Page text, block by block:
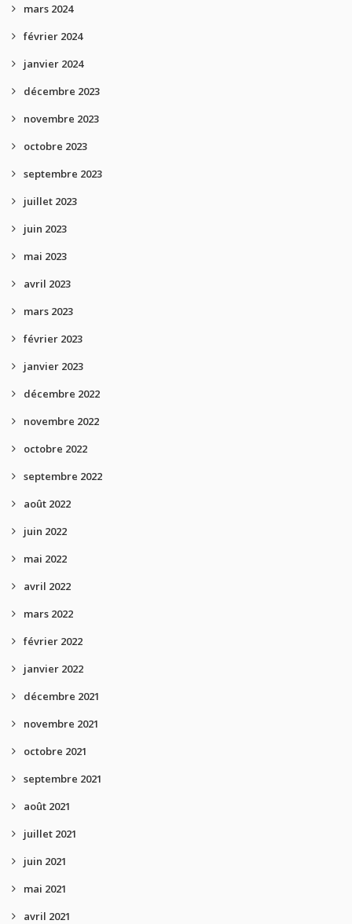
mars 2024
février 2024
janvier 2024
décembre 2023
novembre 2023
octobre 2023
septembre 2023
juillet 2023
juin 2023
mai 2023
avril 2023
mars 2023
février 2023
janvier 2023
décembre 2022
novembre 2022
octobre 2022
septembre 2022
août 2022
juin 2022
mai 2022
avril 2022
mars 2022
février 2022
janvier 2022
décembre 2021
novembre 2021
octobre 2021
septembre 2021
août 2021
juillet 2021
juin 2021
mai 2021
avril 2021